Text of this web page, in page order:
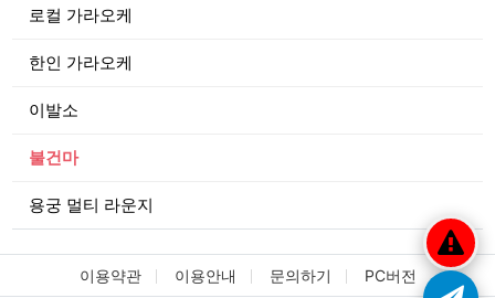
로컬 가라오케
한인 가라오케
이발소
불건마
용궁 멀티 라운지
이용약관 이용안내 문의하기 PC버전